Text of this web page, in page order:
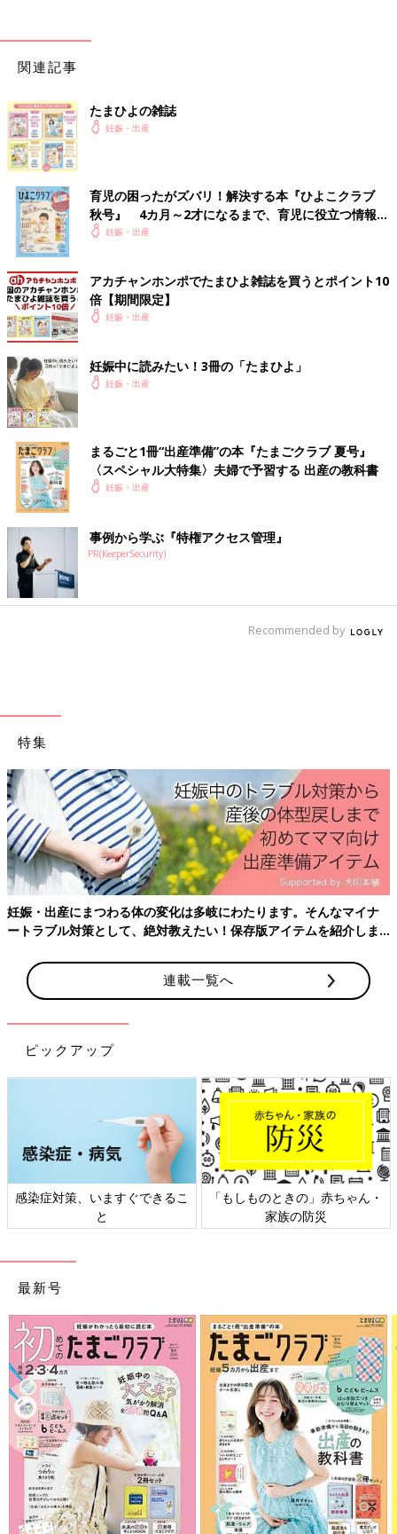
1時間ほど耐えることを決意
激痛に変わってくる
8:45
少し間隔が空いたが、とにかく痛みが強くなり、横向きでは耐え
れず
正座の格好から上体を床につけるように伏せて、腰を夫に押して
もらう
8:51
うーっと声が出る痛み
とにかく腰が痛い
9時をすぎて再度病院に電話し、向かうことに
駐車場で痛みのあまり気持ちが悪くなり嘔吐
9:45頃
病院到着後、初の内診
2センチくらいを覚悟していたら、まさかの6センチで「頑張った
ねえ」と言われる
10:30
いきみたい感じが強まり、おしりの下にテニスボールを置いてベ
ッドに座り、ベッドテーブルに突っ伏して耐える
11時頃
2回目の内診で8センチ
そこから痛みが来るたびに「うーっ」とうなる
腰が割れるように痛み、全力で夫に押してもらわないと耐えられ
ぎるね！」と言われ、とりあえず分娩台に行こうとなる
12時頃
分娩台に上がる
人工破水させる(硬すぎたらしく3回目でようやく)
いきんでいいと言われるが、なかなかいきめず
13:15
1分置きくらいの痛みに耐え続けていたが、赤ちゃんの頭が骨盤
にハマっていると言われる
2時間その状態だとお産が長引いているということになり、吸引
になる可能性を告げられる
13:30
さんに、「何時間もそのままよりいいやろ！」と言われ促進剤開
始
このころからいきむと足をつりかけるようになり、その痛みにも
このころ、会陰切開
をされる
麻酔がきいていて痛みゼロ
1時間経ったことに気づき、このままだと吸引＝傷が広がるかも
こめる
14:45頃
頭が抜け、挟まる感覚がある
14:54
出産
このあと、処置中にすぐ後陣痛が始まり痛みに耐える
分娩台に上がってからは3時間弱かかり、結構苦しみましたが…
結果としては8時間半ほどのスピード出産でした！
ちなみに分娩台行ってから促進剤の提案されるまでの一時間半、
関連記事
たまひよの雑誌
妊娠・出産
育児の困ったがズバリ！解決する本『ひよこクラブ
秋号』 4カ月～2才になるまで、育児に役立つ情報が
いっぱい！
妊娠・出産
アカチャンホンポでたまひよ雑誌を買うとポイント10
倍【期間限定】
妊娠・出産
妊娠中に読みたい！3冊の「たまひよ」
妊娠・出産
まるごと1冊“出産準備”の本『たまごクラブ 夏号』
〈スペシャル大特集〉夫婦で予習する 出産の教科書
妊娠・出産
事例から学ぶ『特権アクセス管理』
PR(KeeperSecurity)
Recommended by
特集
妊娠・出産にまつわる体の変化は多岐にわたります。そんなマイナ
ートラブル対策として、絶対教えたい！保存版アイテムを紹介しま
連載一覧へ
ピックアップ
感染症対策、いますぐできるこ
と
「もしものときの」赤ちゃん・
家族の防災
最新号